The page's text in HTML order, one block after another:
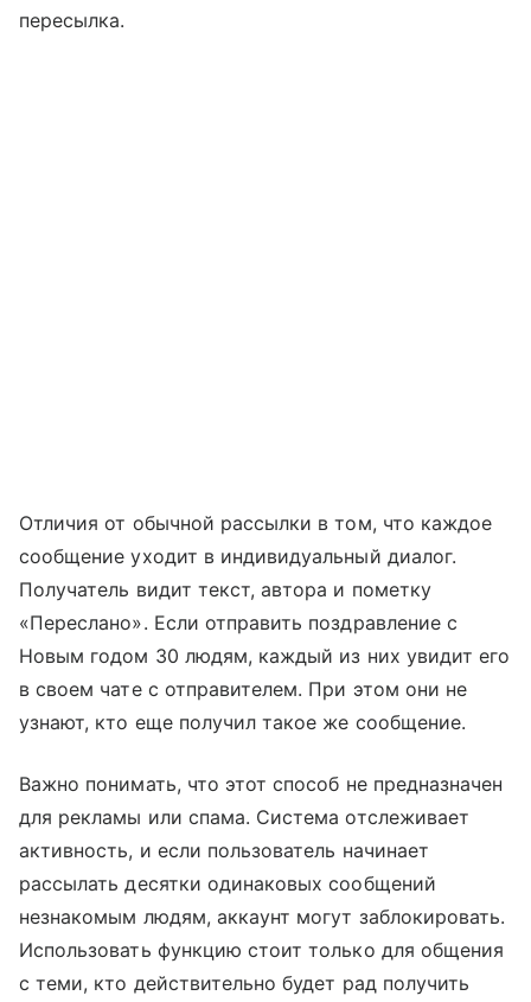
пересылка.
Отличия от обычной рассылки в том, что каждое
сообщение уходит в индивидуальный диалог.
Получатель видит текст, автора и пометку
«Переслано». Если отправить поздравление с
Новым годом 30 людям, каждый из них увидит его
в своем чате с отправителем. При этом они не
узнают, кто еще получил такое же сообщение.
Важно понимать, что этот способ не предназначен
для рекламы или спама. Система отслеживает
активность, и если пользователь начинает
рассылать десятки одинаковых сообщений
незнакомым людям, аккаунт могут заблокировать.
Использовать функцию стоит только для общения
с теми, кто действительно будет рад получить